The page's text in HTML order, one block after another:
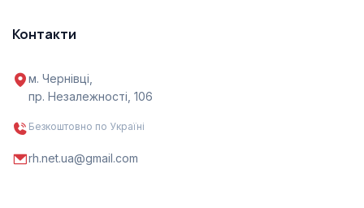
Контакти
м. Чернівці,
пр. Незалежності, 106
Безкоштовно по Україні
rh.net.ua@gmail.com